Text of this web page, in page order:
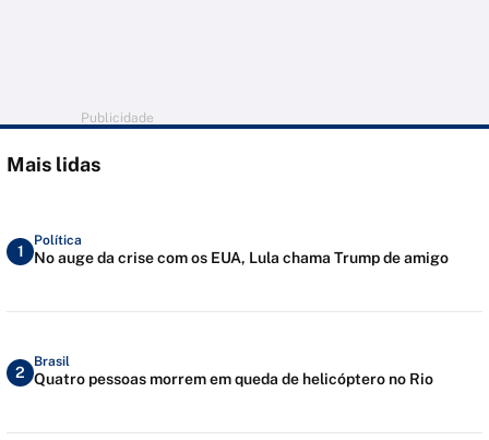
Publicidade
Mais lidas
1
Política
No auge da crise com os EUA, Lula chama Trump de amigo
2
Brasil
Quatro pessoas morrem em queda de helicóptero no Rio